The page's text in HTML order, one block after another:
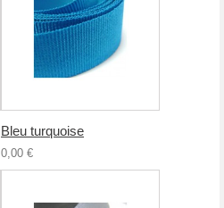
Bleu turquoise
0,00 €